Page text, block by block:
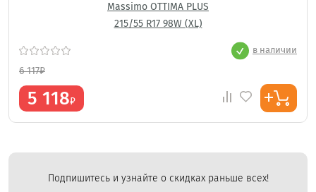
Massimo OTTIMA PLUS
215/55 R17 98W (XL)
в наличии
6 117₽
5 118₽
Подпишитесь и узнайте о скидках раньше всех!